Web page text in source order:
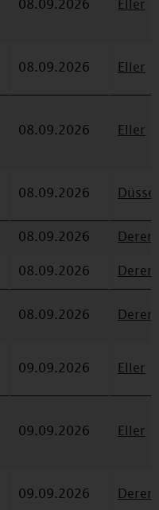
08.09.2026 Eller
08.09.2026 Eller
08.09.2026 Eller
08.09.2026
08.09.2026
08.09.2026
08.09.2026
09.09.2026 Eller
09.09.2026 Eller
09.09.2026